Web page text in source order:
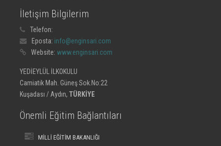
İletişim Bilgilerim
Telefon:
Eposta: info@enginsari.com
Website: www.enginsari.com
YEDİEYLÜL İLKOKULU
Camiatik Mah. Güneş Sok.No:22
Kuşadası / Aydın, TÜRKİYE
Önemli Eğitim Bağlantıları
MİLLİ EĞİTİM BAKANLIĞI